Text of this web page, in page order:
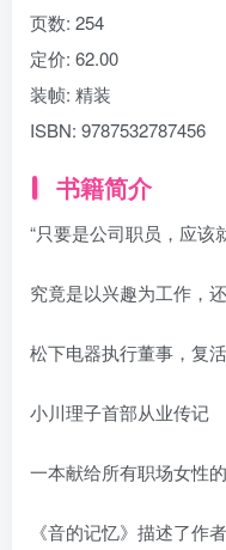
页数: 254
定价: 62.00
装帧: 精装
ISBN: 9787532787456
书籍简介
“只要是公司职员，应该
究竟是以兴趣为工作，
松下电器执行董事，复
小川理子首部从业传记
一本献给所有职场女性的
《音的记忆》描述了作